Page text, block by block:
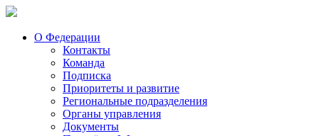
О Федерации
Контакты
Команда
Подписка
Приоритеты и развитие
Региональные подразделения
Органы управления
Документы